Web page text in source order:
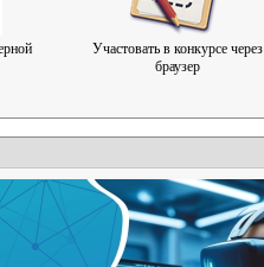
Участовать в конкурсе через
браузер